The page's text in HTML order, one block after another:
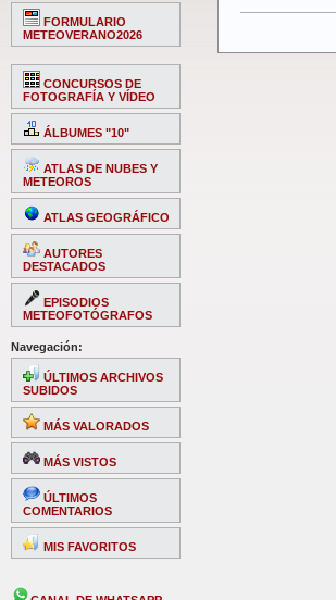
FORMULARIO
METEOVERANO2026
CONCURSOS DE
FOTOGRAFÍA Y VÍDEO
ÁLBUMES "10"
ATLAS DE NUBES Y
METEOROS
ATLAS GEOGRÁFICO
AUTORES
DESTACADOS
EPISODIOS
METEOFOTÓGRAFOS
Navegación:
ÚLTIMOS ARCHIVOS
SUBIDOS
MÁS VALORADOS
MÁS VISTOS
ÚLTIMOS
COMENTARIOS
MIS FAVORITOS